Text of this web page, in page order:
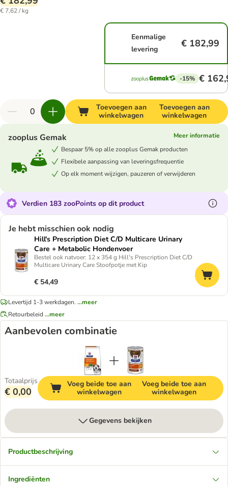
€ 7,62 / kg
Eenmalige
levering
€ 182,99
-15% €
Toevoegen aan
winkelwagen
Toevoegen aan
winkelwagen
zooplus Gemak
Meer informatie
Bespaar 5% op alle zooplus Gemak producten
Flexibele aanpassing van leveringsfrequentie
Op elk moment wijzigen, pauzeren of verwijderen
Verdien 183 zooPoints op dit product
Je hebt misschien ook nodig
Hill's Prescription Diet C/D Multicare Urinary
Care + Metabolic Hondenvoer
Bestel ook natvoer: 12 x 354 g Hill's Prescription Diet C/D
Multicare Urinary Care Stoofpotje met Kip
€ 54,49
Levertijd 1-3 werkdagen. ...meer
Retourbeleid ...meer
Aanbevolen combinatie
Totaalprijs
€ 0,00
Voeg beide toe aan
winkelwagen
Voeg beide toe aan
winkelwagen
Gegevens bekijken
Productbeschrijving
Ingrediënten